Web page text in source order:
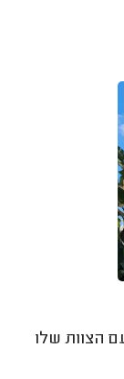
הצוות שלו